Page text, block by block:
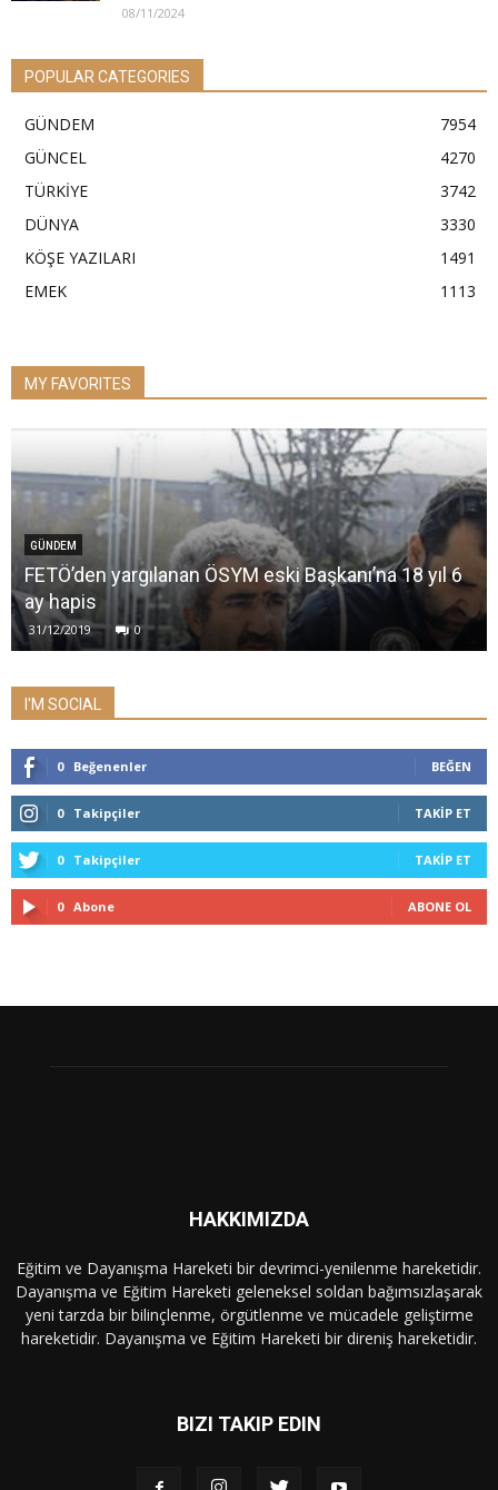
08/11/2024
POPULAR CATEGORIES
GÜNDEM
7954
GÜNCEL
4270
TÜRKİYE
3742
DÜNYA
3330
KÖŞE YAZILARI
1491
EMEK
1113
MY FAVORITES
GÜNDEM
FETÖ’den yargılanan ÖSYM eski Başkanı’na 18 yıl 6
ay hapis
31/12/2019 0
I'M SOCIAL
0 Beğenenler BEĞEN
0 Takipçiler TAKIP ET
0 Takipçiler TAKIP ET
0 Abone ABONE OL
HAKKIMIZDA
Eğitim ve Dayanışma Hareketi bir devrimci-yenilenme hareketidir.
Dayanışma ve Eğitim Hareketi geleneksel soldan bağımsızlaşarak
yeni tarzda bir bilinçlenme, örgütlenme ve mücadele geliştirme
hareketidir. Dayanışma ve Eğitim Hareketi bir direniş hareketidir.
BIZI TAKIP EDIN